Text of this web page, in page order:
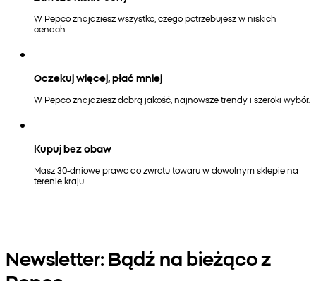
W Pepco znajdziesz wszystko, czego potrzebujesz w niskich
cenach.
Oczekuj więcej, płać mniej
W Pepco znajdziesz dobrą jakość, najnowsze trendy i szeroki wybór.
Kupuj bez obaw
Masz 30-dniowe prawo do zwrotu towaru w dowolnym sklepie na
terenie kraju.
Newsletter: Bądź na bieżąco z